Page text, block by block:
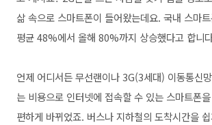
삶 속으로 스마트폰이 들어왔는데요. 국내 스마
평균 48%에서 올해 80%까지 상승했다고 합니
언제 어디서든 무선랜이나 3G(3세대) 이동통신
는 비용으로 인터넷에 접속할 수 있는 스마트폰
편하게 바뀌었죠. 버스나 지하철의 도착시간을